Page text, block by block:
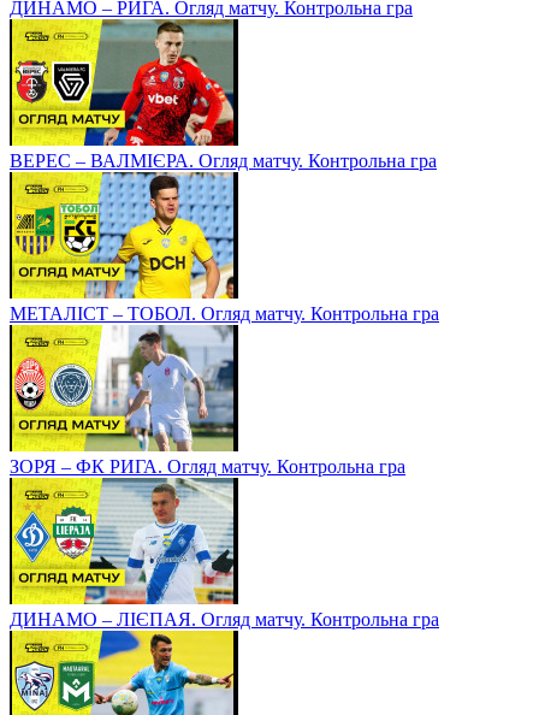
ДИНАМО – РИГА. Огляд матчу. Контрольна гра
ВЕРЕС – ВАЛМІЄРА. Огляд матчу. Контрольна гра
МЕТАЛІСТ – ТОБОЛ. Огляд матчу. Контрольна гра
ЗОРЯ – ФК РИГА. Огляд матчу. Контрольна гра
ДИНАМО – ЛІЄПАЯ. Огляд матчу. Контрольна гра